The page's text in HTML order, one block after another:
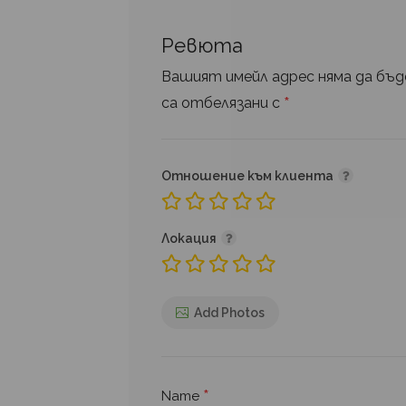
Ревюта
Вашият имейл адрес няма да бъде
са отбелязани с *
Отношение към клиента
Локация
Add Photos
Name *